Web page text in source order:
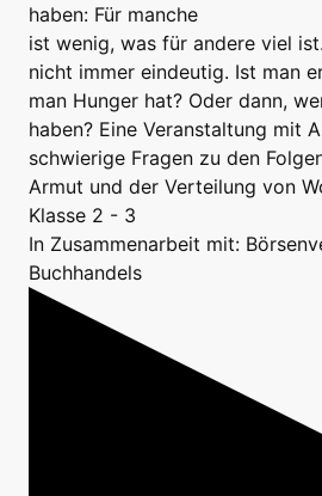
haben: Für manche
ist wenig, was für andere viel
nicht immer eindeutig. Ist man
man Hunger hat? Oder dann,
haben? Eine Veranstaltung mit
schwierige Fragen zu den
Armut und der Verteilung von
Klasse 2 - 3
In Zusammenarbeit mit:
Buchhandels